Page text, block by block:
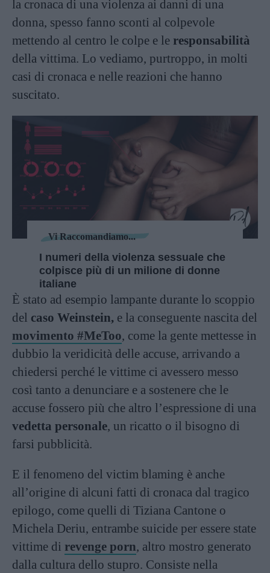
la cronaca di una violenza ai danni di una
donna, spesso fanno sconti al colpevole
mettendo al centro le colpe e le responsabilità
della vittima. Lo vediamo, purtroppo, in molti
casi di cronaca e nelle reazioni che hanno
suscitato.
Vi Raccomandiamo...
I numeri della violenza sessuale che
colpisce più di un milione di donne
italiane
È stato ad esempio lampante durante lo scoppio
del caso Weinstein, e la conseguente nascita del
movimento #MeToo, come la gente mettesse in
dubbio la veridicità delle accuse, arrivando a
chiedersi perché le vittime ci avessero messo
così tanto a denunciare e a sostenere che le
accuse fossero più che altro l’espressione di una
vedetta personale, un ricatto o il bisogno di
farsi pubblicità.
E il fenomeno del victim blaming è anche
all’origine di alcuni fatti di cronaca dal tragico
epilogo, come quelli di Tiziana Cantone o
Michela Deriu, entrambe suicide per essere state
vittime di revenge porn, altro mostro generato
dalla cultura dello stupro. Consiste nella